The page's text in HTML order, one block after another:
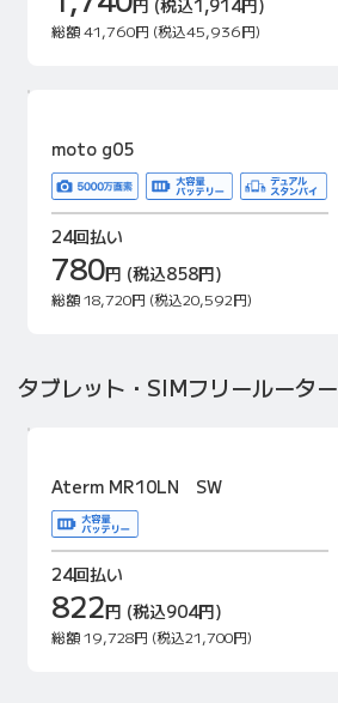
円 (税込1,914円)
総額41,760円 (税込45,936円)
moto g05
24回払い
780円 (税込858円)
総額18,720円 (税込20,592円)
タブレット・SIMフリールーター
Aterm MR10LN SW
24回払い
822円 (税込904円)
総額19,728円 (税込21,700円)